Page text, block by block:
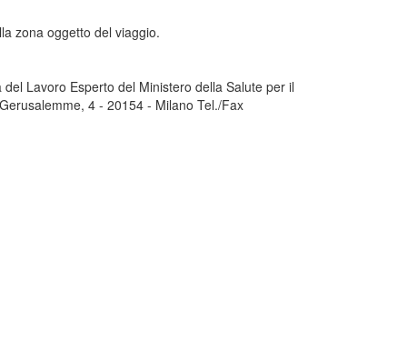
zona oggetto del viaggio.
Lavoro Esperto del Ministero della Salute per il
4 - 20154 - Milano Tel./Fax